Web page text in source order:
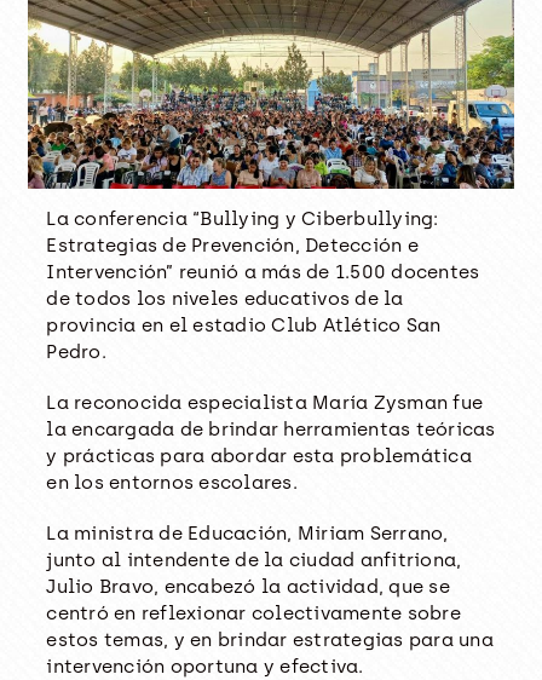
La conferencia “Bullying y Ciberbullying:
Estrategias de Prevención, Detección e
Intervención” reunió a más de 1.500 docentes
de todos los niveles educativos de la
provincia en el estadio Club Atlético San
Pedro.
La reconocida especialista María Zysman fue
la encargada de brindar herramientas teóricas
y prácticas para abordar esta problemática
en los entornos escolares.
La ministra de Educación, Miriam Serrano,
junto al intendente de la ciudad anfitriona,
Julio Bravo, encabezó la actividad, que se
centró en reflexionar colectivamente sobre
estos temas, y en brindar estrategias para una
intervención oportuna y efectiva.